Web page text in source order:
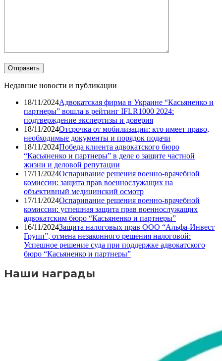
Недавние новости и публикации
18/11/2024Адвокатская фирма в Украине “Касьяненко и
партнеры” вошла в рейтинг IFLR1000 2024:
подтверждение экспертизы и доверия
18/11/2024Отсрочка от мобилизации: кто имеет право,
необходимые документы и порядок подачи
18/11/2024Победа клиента адвокатского бюро
“Касьяненко и партнеры” в деле о защите частной
жизни и деловой репутации
17/11/2024Оспаривание решения военно-врачебной
комиссии: защита прав военнослужащих на
объективный медицинский осмотр
17/11/2024Оспаривание решения военно-врачебной
комиссии: успешная защита прав военнослужащих
адвокатским бюро “Касьяненко и партнеры”
16/11/2024Защита налоговых прав ООО “Альфа-Инвест
Групп”, отмена незаконного решения налоговой:
Успешное решение суда при поддержке адвокатского
бюро “Касьяненко и партнеры”
Наши награды